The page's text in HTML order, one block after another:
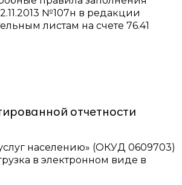
№107н в редакции
листам на счете 76.41
отчетности
населению» (ОКУД 0609703)
в электронном виде в